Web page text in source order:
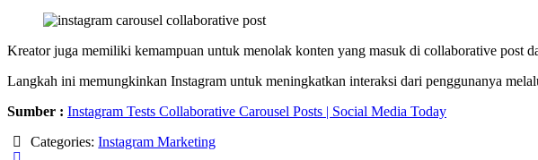
Kreator juga memiliki kemampuan untuk menolak konten yang masuk di collaborative post
Langkah ini memungkinkan Instagram untuk meningkatkan interaksi dari penggunanya
Sumber : Instagram Tests Collaborative Carousel Posts | Social Media Today
Categories:Instagram Marketing